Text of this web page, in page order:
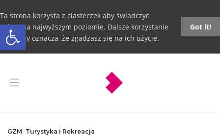
Otwórz pasek narzędzi
Ta strona korzysta z ciasteczek aby świadczyć
usługi na najwyższym poziomie. Dalsze korzystanie
ze strony oznacza, że zgadzasz się na ich użycie.
Got it!
GZM, Turystyka i Rekreacja